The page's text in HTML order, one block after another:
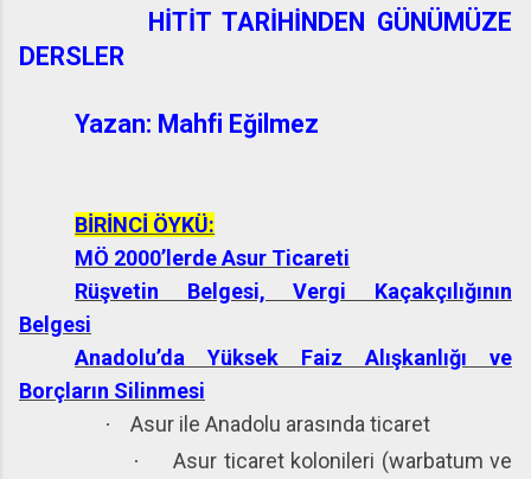
HİTİT TARİHİNDEN GÜNÜMÜZE
DERSLER
Yazan: Mahfi Eğilmez
BİRİNCİ ÖYKÜ:
MÖ 2000’lerde Asur Ticareti
Rüşvetin Belgesi, Vergi Kaçakçılığının
Belgesi
Anadolu’da Yüksek Faiz Alışkanlığı ve
Borçların Silinmesi
· Asur ile Anadolu arasında ticaret
·
Asur ticaret kolonileri (warbatum ve